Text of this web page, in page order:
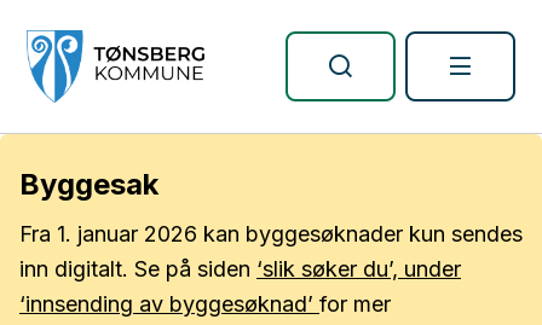
Byggesak
Fra 1. januar 2026 kan byggesøknader kun sendes
inn digitalt. Se på siden ‘slik søker du’, under
‘innsending av byggesøknad’ for mer